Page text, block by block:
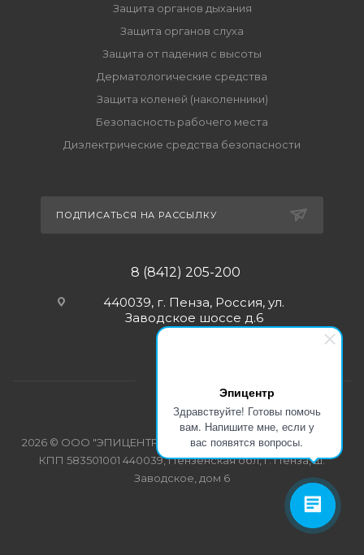
Эпицентр
Здравствуйте! Готовы помочь
вам. Напишите мне, если у
вас появятся вопросы.
Защита органов дыхания
Защита органов слуха
Защита от падения с высоты
Дерматологические средства
Защита коленей (наколенники)
Безопасность рабочего места
Диэлектрические средства безопасности
ПОДПИСАТЬСЯ НА РАССЫЛКУ
8 (8412) 205-200
440039, г. Пенза, Россия, ул.
Заводское шоссе д.6
2026 © ООО "ЭПИЦЕНТР-СПЕЦОДЕЖДА" ИНН 5835103358
КПП 583501001 440039, Пензенская обл, г. Пенза, ш.
Заводское, дом 6